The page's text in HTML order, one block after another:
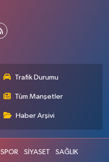
Trafik Durumu
Tüm Manşetler
Haber Arşivi
SPOR SİYASET SAĞLIK